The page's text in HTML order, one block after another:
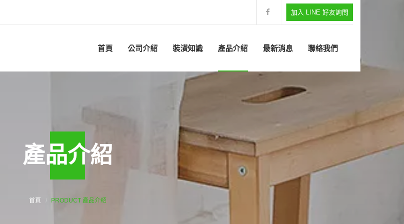
加入 LINE 好友詢問
首頁 公司介紹 裝潢知識 產品介紹 最新消息 聯絡我們
產品介紹
首頁 PRODUCT 產品介紹